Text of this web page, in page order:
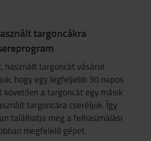
targoncákra
használt targoncát vásárol
hogy egy legfeljebb 30 napos
követően a targoncát egy másik
targoncára cseréljük. Így
találhatja meg a felhasználási
megfelelő gépet.